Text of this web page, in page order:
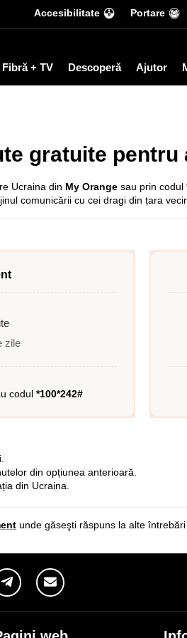
Accesibilitate Portare
Fibră + TV Descoperă Ajutor
gratuite pentru
Ucraina din My Orange sau prin codul
comunicării cu cei dragi din țara
zile
codul *100*242#
din opțiunea anterioară.
din Ucraina.
unde găseşti răspuns la alte